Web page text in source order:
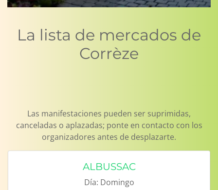
La lista de mercados de
Corrèze
Las manifestaciones pueden ser suprimidas,
canceladas o aplazadas; ponte en contacto con los
organizadores antes de desplazarte.
ALBUSSAC
Día: Domingo